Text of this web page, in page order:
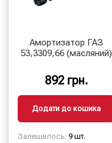
Амортизатор ГАЗ
53,3309,66 (масляний)
892 грн.
Додати до кошика
Залишилось: 9 шт.